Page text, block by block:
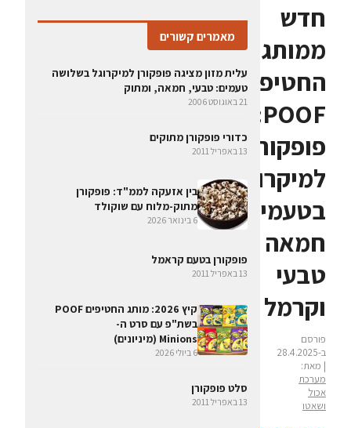
חדש
ממותג
החטיפים
POOF:
פופקורן
למיקרוגל
בטעמי
חמאה
טבעי
וקרמל
פורסם
ב-28.4.2025
| מאת:
מערכת
אכול
ושאטו
מאמרים קשורים
עלית מזון מציגה פופקורן למיקרוגל בשלושה
טעמים: טבעי, חמאה, ומתוק
21 באוגוסט 2006
כדורי פופקורן מתוקים
13 באפריל 2011
בין אזעקה לממ"ד: פופקורן
מתוק-מלוח עם שוקולד
6 בינואר 2026
פופקורן בטעם קראמל
13 באפריל 2011
קיץ 2026: מותג החטיפים POOF
בשת"פ עם סרט ה-
Minions (מיניונים)
6 ביולי 2026
סלט פופקורן
13 באפריל 2011